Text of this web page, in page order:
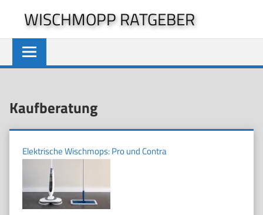
springen
WISCHMOPP RATGEBER
Kaufberatung
Elektrische Wischmops: Pro und Contra